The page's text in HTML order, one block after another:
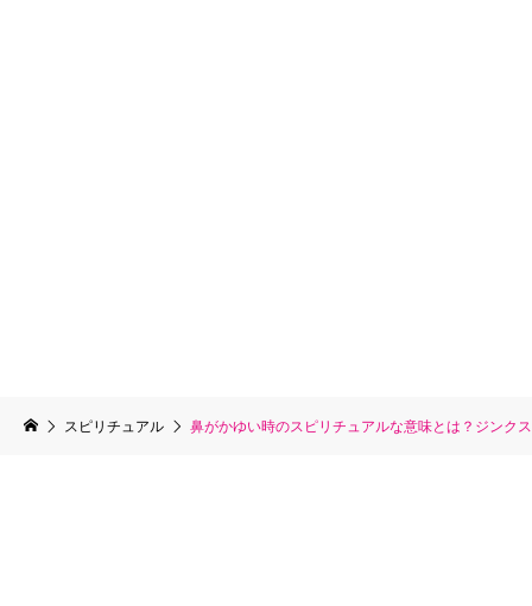
スピリチュアル 鼻がかゆい時のスピリチュアルな意味とは？ジンク